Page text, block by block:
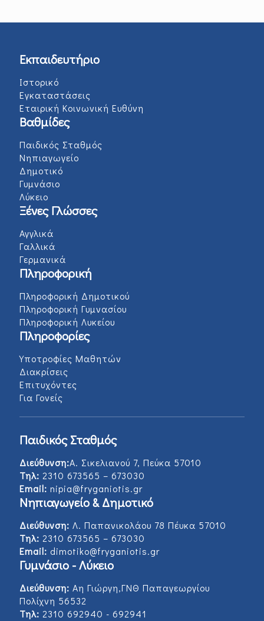
Εκπαιδευτήριο
Ιστορικό
Εγκαταστάσεις
Εταιρική Κοινωνική Ευθύνη
Βαθμίδες
Παιδικός Σταθμός
Νηπιαγωγείο
Δημοτικό
Γυμνάσιο
Λύκειο
Ξένες Γλώσσες
Αγγλικά
Γαλλικά
Γερμανικά
Πληροφορική
Πληροφορική Δημοτικού
Πληροφορική Γυμνασίου
Πληροφορική Λυκείου
Πληροφορίες
Υποτροφίες Μαθητών
Διακρίσεις
Επιτυχόντες
Για Γονείς
Παιδικός Σταθμός
Διεύθυνση:Α. Σικελιανού 7, Πεύκα 57010
Τηλ: 2310 673565 – 673030
Email: nipia@fryganiotis.gr
Νηπιαγωγείο & Δημοτικό
Διεύθυνση: Λ. Παπανικολάου 78 Πέυκα 57010
Τηλ: 2310 673565 – 673030
Email: dimotiko@fryganiotis.gr
Γυμνάσιο - Λύκειο
Διεύθυνση: Αη Γιώργη,ΓΝΘ Παπαγεωργίου
Πολίχνη 56532
Τηλ: 2310 692940 - 692941